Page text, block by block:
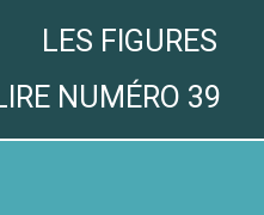
LES FIGURES
NUMÉRO 39